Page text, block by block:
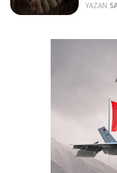
YAZAN